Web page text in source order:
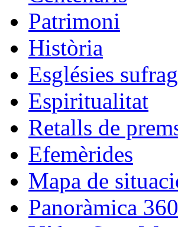
Patrimoni
Història
Esglésies
Espiritualitat
Retalls de
Efemèrides
Mapa de
Panoràmica